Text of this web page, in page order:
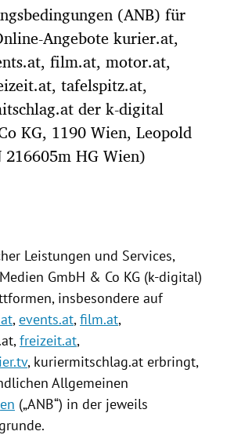
(ANB) für
Angebote kurier.at,
film.at, motor.at,
tafelspitz.at,
der k-digital
KG, 1190 Wien, Leopold
HG Wien)
Leistungen und Services,
GmbH & Co KG (k-digital)
insbesondere auf
, events.at, film.at,
freizeit.at,
, kuriermitschlag.at erbringt,
Allgemeinen
(„ANB“) in der jeweils